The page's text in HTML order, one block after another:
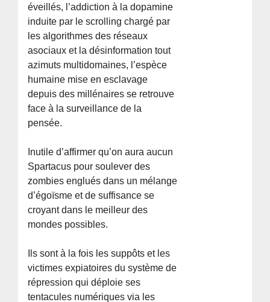
éveillés, l’addiction à la dopamine
induite par le scrolling chargé par
les algorithmes des réseaux
asociaux et la désinformation tout
azimuts multidomaines, l’espèce
humaine mise en esclavage
depuis des millénaires se retrouve
face à la surveillance de la
pensée.
Inutile d’affirmer qu’on aura aucun
Spartacus pour soulever des
zombies englués dans un mélange
d’égoïsme et de suffisance se
croyant dans le meilleur des
mondes possibles.
Ils sont à la fois les suppôts et les
victimes expiatoires du système de
répression qui déploie ses
tentacules numériques via les